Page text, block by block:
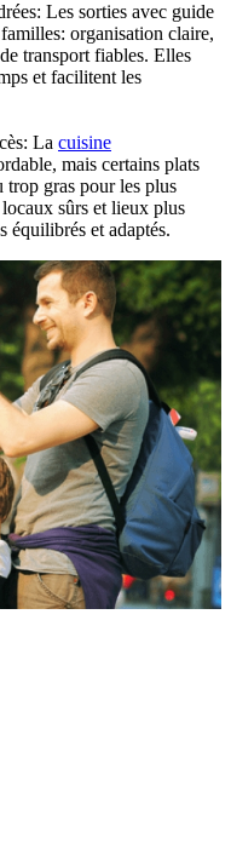
Les sorties avec guide
organisation claire,
transport fiables. Elles
et facilitent les
La cuisine
mais certains plats
trop gras pour les plus
sûrs et lieux plus
équilibrés et adaptés.